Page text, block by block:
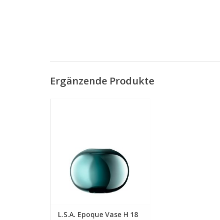
Ergänzende Produkte
L.S.A. Epoque Vase H 18